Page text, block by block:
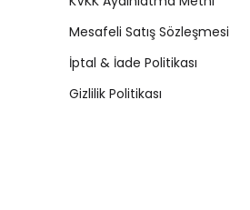
Mesafeli Satış Sözleşmesi
İptal & İade Politikası
Gizlilik Politikası